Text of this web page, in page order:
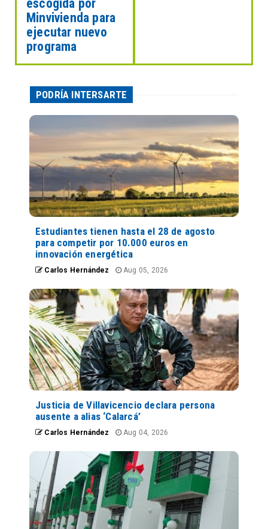
escogida por
Minvivienda para
ejecutar nuevo
programa
PODRÍA INTERSARTE
Estudiantes tienen hasta el 28 de agosto
para competir por 10.000 euros en
innovación energética
Carlos Hernández Aug 05, 2026
Justicia de Villavicencio declara persona
ausente a alias ‘Calarcá’
Carlos Hernández Aug 04, 2026